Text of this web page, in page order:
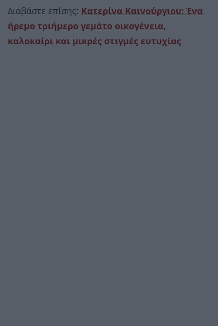
Διαβάστε επίσης: Κατερίνα Καινούργιου: Ένα
ήρεμο τριήμερο γεμάτο οικογένεια,
καλοκαίρι και μικρές στιγμές ευτυχίας